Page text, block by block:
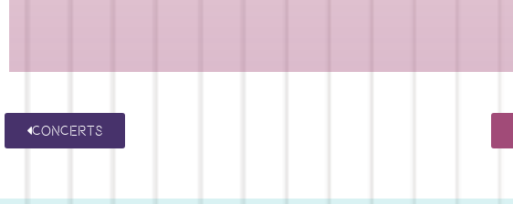
Concerts